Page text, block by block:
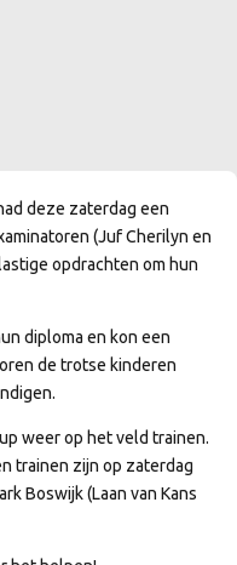
deze zaterdag een
(Juf Cherilyn en
opdrachten om hun
diploma en kon een
de trotse kinderen
weer op het veld trainen.
trainen zijn op zaterdag
Boswijk (Laan van Kans